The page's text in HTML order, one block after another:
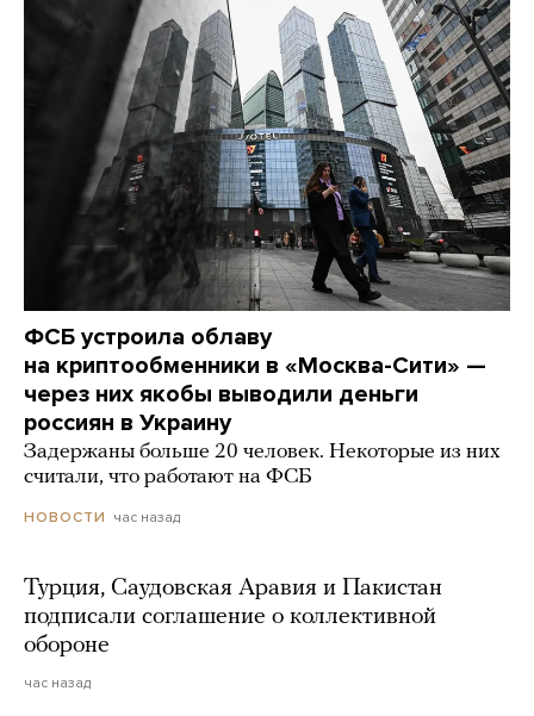
ФСБ устроила облаву
на криптообменники в «Москва-Сити» —
через них якобы выводили деньги
россиян в Украину
Задержаны больше 20 человек. Некоторые из них
считали, что работают на ФСБ
НОВОСТИ час назад
Турция, Саудовская Аравия и Пакистан
подписали соглашение о коллективной
обороне
час назад